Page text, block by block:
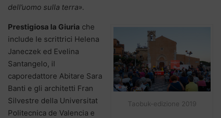
dell’uomo sulla terra».
Taobuk-edizione 2019
Prestigiosa la Giuria che
include le scrittrici Helena
Janeczek ed Evelina
Santangelo, il
caporedattore Abitare Sara
Banti e gli architetti Fran
Silvestre della Universitat
Politecnica de Valencia e